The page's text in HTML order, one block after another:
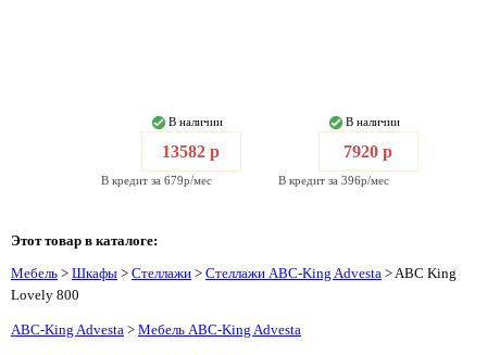
В наличии
13582 р
В кредит за 679р/мес
В наличии
7920 р
В кредит за 396р/мес
Этот товар в каталоге:
Мебель > Шкафы > Стеллажи > Стеллажи ABC-King Advesta > ABC King
Lovely 800
ABC-King Advesta > Мебель ABC-King Advesta